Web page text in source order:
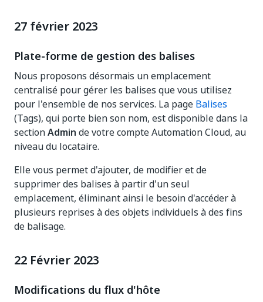
27 février 2023
Plate-forme de gestion des balises
Nous proposons désormais un emplacement
centralisé pour gérer les balises que vous utilisez
pour l'ensemble de nos services. La page Balises
(Tags), qui porte bien son nom, est disponible dans la
sectionAdmin de votre compte Automation Cloud, au
niveau du locataire.
Elle vous permet d'ajouter, de modifier et de
supprimer des balises à partir d'un seul
emplacement, éliminant ainsi le besoin d'accéder à
plusieurs reprises à des objets individuels à des fins
de balisage.
22 Février 2023
Modifications du flux d'hôte